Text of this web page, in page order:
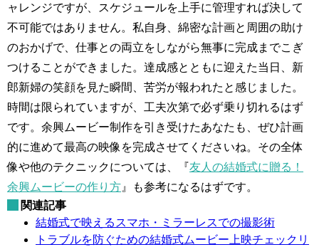
ャレンジですが、スケジュールを上手に管理すれば決して
不可能ではありません。私自身、綿密な計画と周囲の助け
のおかげで、仕事との両立をしながら無事に完成までこぎ
つけることができました。達成感とともに迎えた当日、新
郎新婦の笑顔を見た瞬間、苦労が報われたと感じました。
時間は限られていますが、工夫次第で必ず乗り切れるはず
です。余興ムービー制作を引き受けたあなたも、ぜひ計画
的に進めて最高の映像を完成させてくださいね。その全体
像や他のテクニックについては、『友人の結婚式に贈る！
余興ムービーの作り方 』も参考になるはずです。
関連記事
結婚式で映えるスマホ・ミラーレスでの撮影術
トラブルを防ぐための結婚式ムービー上映チェックリ